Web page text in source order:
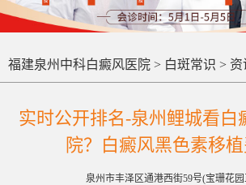
福建泉州中科白癜风医院 > 白斑常识 > 资
实时公开排名-泉州鲤城看白
院？白癜风黑色素移植
泉州市丰泽区通港西街59号(宝珊花